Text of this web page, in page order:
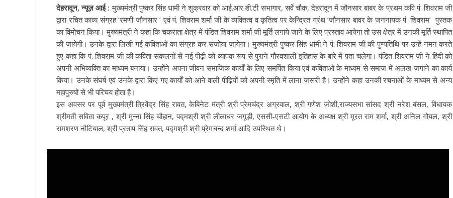
देहरादून, न्यूज़ आई : मुख्यमंत्री पुष्कर सिंह धामी ने शुक्रवार को आई.आर.डी.टी सभागार, सर्वे चौक, देहरादून में जौनसार बाबर के प्रथम कवि पं. शिवराम जी
द्वारा रचित काव्य संग्रह ’रमणी जौनसार ’ एवं पं. शिवराम शर्मा जी के व्यक्तित्व व कृतित्व पर केन्द्रित ग्रंथ ’जौनसार बावर के जननायक पं. शिवराम’ पुस्तक
का विमोचन किया। मुख्यमंत्री ने कहा कि चकराता क्षेत्र में पंडित शिवराम शर्मा जी मूर्ति लगाये जाने के लिए प्रस्ताव आयेगा तो उस क्षेत्र में उनकी मूर्ति स्थापित
की जायेगी। उनके द्वारा लिखी गई कविताओं का संग्रह कर संजोया जायेगा। मुख्यमंत्री पुष्कर सिंह धामी ने पं. शिवराम जी की पुण्यतिथि पर उन्हें नमन करते
हुए कहा कि पं. शिवराम जी की कविता संकलनों से नई पीढ़ी को व्यापक रूप से पुराने गौरवशाली इतिहास के बारे में पता चलेगा। पंडित शिवराम जी ने हिंदी को
अपनी अभिव्यक्ति का माध्यम बनाया। उन्होंने अपना जीवन समाजिक कार्यों के लिए समर्पित किया एवं कविताओं के माध्यम से समाज में अलख जगाने का कार्य
किया। उनके संघर्ष एवं उनके द्वारा किए गए कार्यों को आने वाली पीढ़ियों को अपनी स्मृति में लाना जरूरी है। उन्होंने कहा उनकी रचनाओं के माध्यम से अन्य
महापुरुषों से भी परिचय होता है।
इस अवसर पर पूर्व मुख्यमंत्री त्रिवेंद्र सिंह रावत, केबिनेट मंत्री श्री प्रेमचंद्र अग्रवाल, श्री गणेश जोशी,राज्यसभा सांसद श्री नरेश बंसल, विधायक
श्रीमती सविता कपूर , श्री मुन्ना सिंह चौहान, पद्मश्री श्री लीलाधर जगूड़ी, एससी-एसटी आयोग के अध्यक्ष श्री मूरत राम शर्मा, श्री अनिल गोयल, श्री
रामशरण नौटियाल, श्री प्रताप सिंह रावत, पद्मश्री श्री प्रेमचन्द शर्मा आदि उपस्थित थे।